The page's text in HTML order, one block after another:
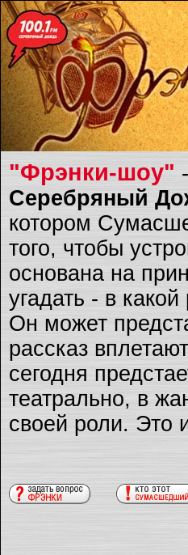
"Фрэнки-шоу"
Серебряный
котором
того, чтобы
основана на
угадать - в
Он может
рассказ
сегодня
театрально, в
своей роли. Это